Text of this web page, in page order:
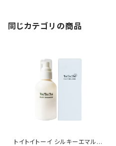
同じカテゴリの商品
トイトイトーイ シルキーエマル